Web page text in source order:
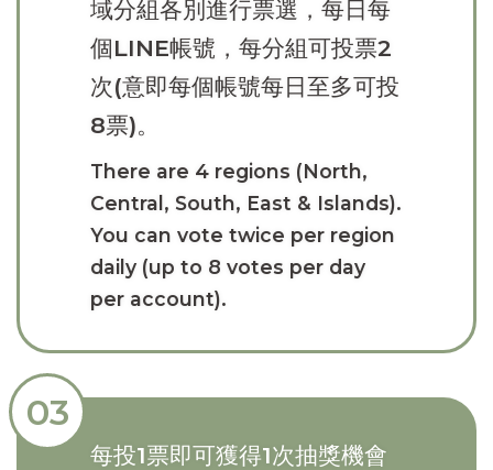
域分組各別進行票選，每日每
個LINE帳號，每分組可投票2
次(意即每個帳號每日至多可投
8票)。
There are 4 regions (North,
Central, South, East & Islands).
You can vote twice per region
daily (up to 8 votes per day
per account).
03
每投1票即可獲得1次抽獎機會